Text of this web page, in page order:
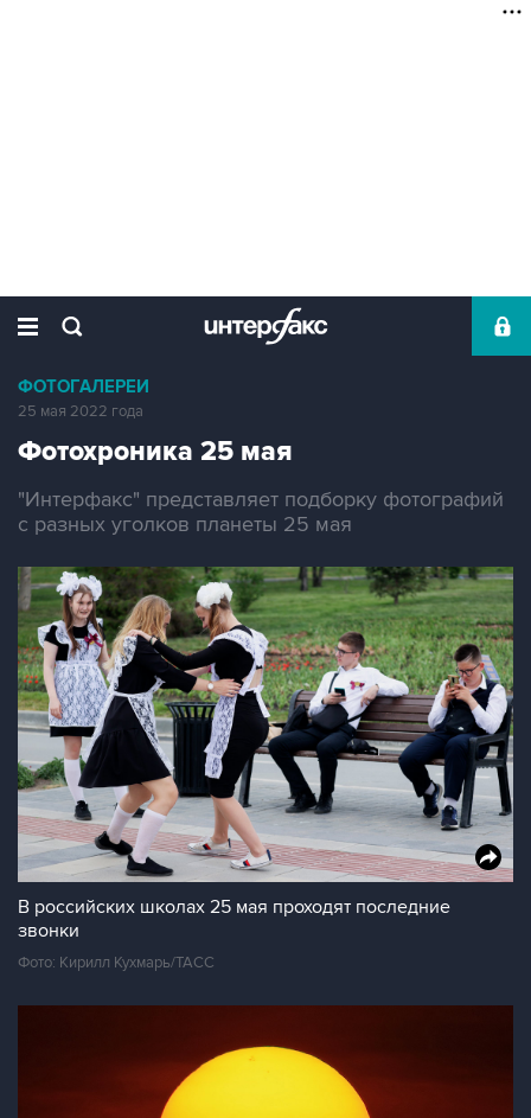
ФОТОГАЛЕРЕИ
25 мая 2022 года
Фотохроника 25 мая
"Интерфакс" представляет подборку фотографий
с разных уголков планеты 25 мая
В российских школах 25 мая проходят последние
звонки
Фото: Кирилл Кухмарь/ТАСС